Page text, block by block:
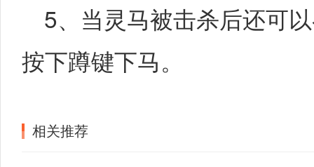
5、当灵马被击杀后还可
按下蹲键下马。
相关推荐